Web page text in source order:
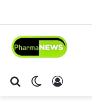
تغییر ورود